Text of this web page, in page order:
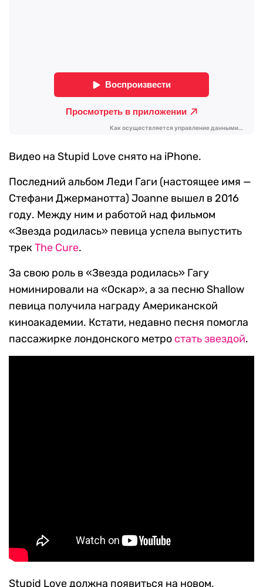
Видео на Stupid Love снято на iPhone.
Последний альбом Леди Гаги (настоящее имя —
Стефани Джерманотта) Joanne вышел в 2016
году. Между ним и работой над фильмом
«Звезда родилась» певица успела выпустить
трекThe Cure.
За свою роль в «Звезда родилась» Гагу
номинировали на «Оскар», а за песню Shallow
певица получила награду Американской
киноакадемии. Кстати, недавно песня помогла
пассажирке лондонского метро стать звездой.
Stupid Love должна появиться на новом,